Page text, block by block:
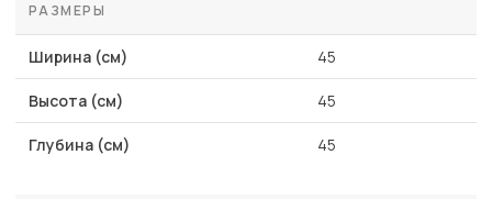
РАЗМЕРЫ
Ширина (см) 45
Высота (см) 45
Глубина (см) 45